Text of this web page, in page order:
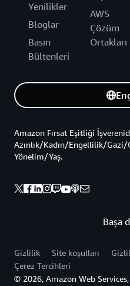
Yenilikler
Bloglar
Basın
Bültenleri
AWS
Çözüm
Ortakları
Başa
Amazon Fırsat Eşitliği
Azınlık/Kadın/Engellilik/
Yönelim/Yaş.
Gizlilik Site koşulları
Çerez Tercihleri
© 2026, Amazon Web